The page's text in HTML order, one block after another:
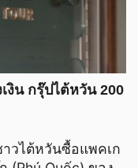
งิน กรุ๊ปไต้หวัน 200
วไต้หวันซื้อแพคเก